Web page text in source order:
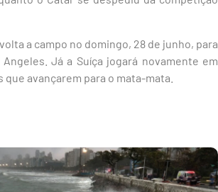
a campo no domingo, 28 de junho, para
Já a Suíça jogará novamente em
avançarem para o mata-mata.